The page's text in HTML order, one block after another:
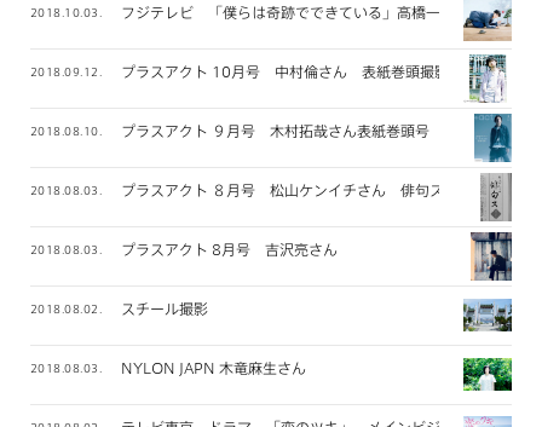
2018.10.03. フジテレビ 「僕らは奇跡でできている」高橋一生さん メイ
2018.09.12. プラスアクト 10月号 中村倫さん 表紙巻頭撮影
2018.08.10. プラスアクト ９月号 木村拓哉さん表紙巻頭号
2018.08.03. プラスアクト ８月号 松山ケンイチさん 俳句ス 連載
2018.08.03. プラスアクト 8月号 吉沢亮さん
2018.08.02. スチール撮影
2018.08.03. NYLON JAPN 木竜麻生さん